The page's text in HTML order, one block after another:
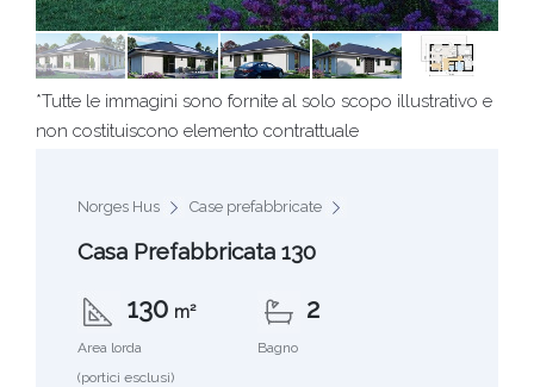
*Tutte le immagini sono fornite al solo scopo illustrativo e
non costituiscono elemento contrattuale
Norges Hus Case prefabbricate
Casa Prefabbricata 130
130 m²
Area lorda
(portici esclusi)
2
Bagno